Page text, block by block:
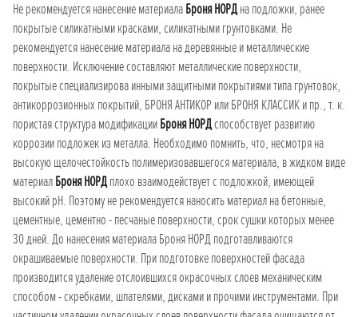
Не рекомендуется нанесение материалаБроня НОРДна подложки, ранее
покрытые силикатными красками, силикатными грунтовками. Не
рекомендуется нанесение материала на деревянные и металлические
поверхности. Исключение составляют металлические поверхности,
покрытые специализирова инными защитными покрытиями типа грунтовок,
антикоррозионных покрытий, БРОНЯ АНТИКОР или БРОНЯ КЛАССИК и пр., т. к.
пористая структура модификацииБроня НОРДспособствует развитию
коррозии подложек из металла. Необходимо помнить, что, несмотря на
высокую щелочестойкость полимеризовавшегося материала, в жидком виде
материалБроня НОРДплохо взаимодействует с подложкой, имеющей
высокий рН. Поэтому не рекомендуется наносить материал на бетонные,
цементные, цементно - песчаные поверхности, срок сушки которых менее
30 дней. До нанесения материала Броня НОРД подготавливаются
окрашиваемые поверхности. При подготовке поверхностей фасада
производится удаление отслоившихся окрасочных слоев механическим
способом - скребками, шпателями, дисками и прочими инструментами. При